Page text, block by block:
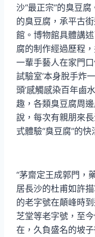
沙“最正宗”的臭豆
的臭豆腐，承平古
館。博物館具體講
腐的制作經過歷程
一輩手藝人在家門
試驗室’本身脫手炸
頭’感觸感染百年鹵
趣，各類臭豆腐周
說，每次有親朋來
式體驗“臭豆腐”的快
“茅齋定王成郭門，
居長沙的杜甫如許
的老字號在顛峰時
芝堂等老字號，至
在，久負盛名的坡